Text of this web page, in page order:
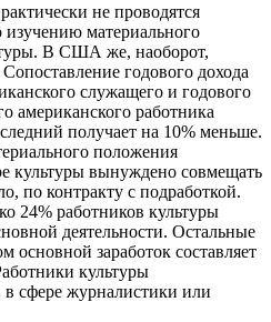
не проводятся
изучению материального
В США же, наоборот,
годового дохода
служащего и годового
американского работника
получает на 10% меньше.
положения
культуры вынуждено совмещать
по контракту с подработкой.
24% работников культуры
деятельности. Остальные
основной заработок составляет
культуры
сфере журналистики или